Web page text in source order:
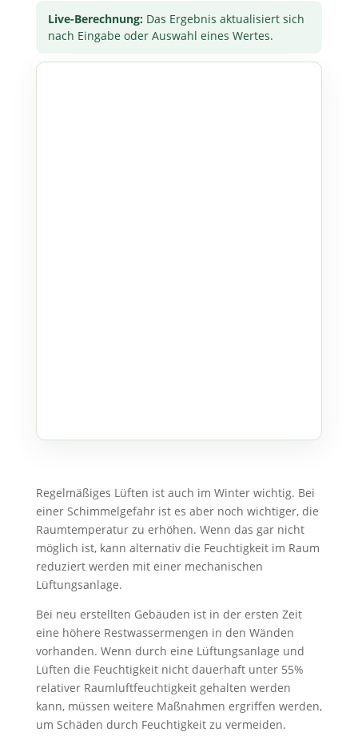
Live-Berechnung: Das Ergebnis aktualisiert sich
nach Eingabe oder Auswahl eines Wertes.
Regelmäßiges Lüften ist auch im Winter wichtig. Bei
einer Schimmelgefahr ist es aber noch wichtiger, die
Raumtemperatur zu erhöhen. Wenn das gar nicht
möglich ist, kann alternativ die Feuchtigkeit im Raum
reduziert werden mit einer mechanischen
Lüftungsanlage.
Bei neu erstellten Gebäuden ist in der ersten Zeit
eine höhere Restwassermengen in den Wänden
vorhanden. Wenn durch eine Lüftungsanlage und
Lüften die Feuchtigkeit nicht dauerhaft unter 55%
relativer Raumluftfeuchtigkeit gehalten werden
kann, müssen weitere Maßnahmen ergriffen werden,
um Schäden durch Feuchtigkeit zu vermeiden.